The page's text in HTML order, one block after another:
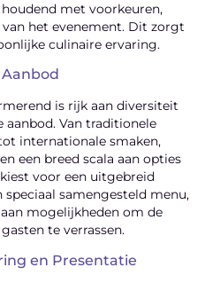
met voorkeuren,
van het evenement. Dit zorgt
culinaire ervaring.
is rijk aan diversiteit
Van traditionele
internationale smaken,
een breed scala aan opties
voor een uitgebreid
speciaal samengesteld menu,
mogelijkheden om de
te verrassen.
en Presentatie